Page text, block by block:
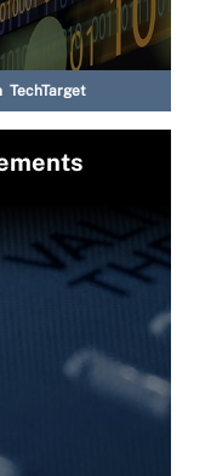
TechTarget